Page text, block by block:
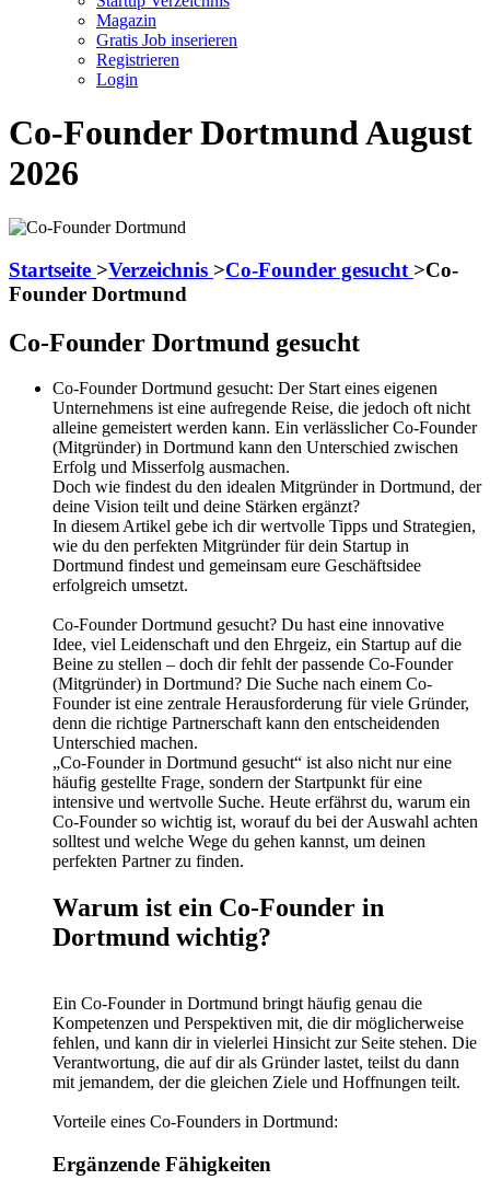
Magazin
Gratis Job inserieren
Registrieren
Login
Co-Founder Dortmund August
2026
Startseite >Verzeichnis >Co-Founder gesucht >Co-
Founder Dortmund
Co-Founder Dortmund gesucht
Co-Founder Dortmund gesucht: Der Start eines eigenen
Unternehmens ist eine aufregende Reise, die jedoch oft nicht
alleine gemeistert werden kann. Ein verlässlicher Co-Founder
(Mitgründer) in Dortmund kann den Unterschied zwischen
Erfolg und Misserfolg ausmachen.
Doch wie findest du den idealen Mitgründer in Dortmund, der
deine Vision teilt und deine Stärken ergänzt?
In diesem Artikel gebe ich dir wertvolle Tipps und Strategien,
wie du den perfekten Mitgründer für dein Startup in
Dortmund findest und gemeinsam eure Geschäftsidee
erfolgreich umsetzt.
Co-Founder Dortmund gesucht? Du hast eine innovative
Idee, viel Leidenschaft und den Ehrgeiz, ein Startup auf die
Beine zu stellen – doch dir fehlt der passende Co-Founder
(Mitgründer) in Dortmund? Die Suche nach einem Co-
Founder ist eine zentrale Herausforderung für viele Gründer,
denn die richtige Partnerschaft kann den entscheidenden
Unterschied machen.
„Co-Founder in Dortmund gesucht“ ist also nicht nur eine
häufig gestellte Frage, sondern der Startpunkt für eine
intensive und wertvolle Suche. Heute erfährst du, warum ein
Co-Founder so wichtig ist, worauf du bei der Auswahl achten
solltest und welche Wege du gehen kannst, um deinen
perfekten Partner zu finden.
Warum ist ein Co-Founder in
Dortmund wichtig?
Ein Co-Founder in Dortmund bringt häufig genau die
Kompetenzen und Perspektiven mit, die dir möglicherweise
fehlen, und kann dir in vielerlei Hinsicht zur Seite stehen. Die
Verantwortung, die auf dir als Gründer lastet, teilst du dann
mit jemandem, der die gleichen Ziele und Hoffnungen teilt.
Vorteile eines Co-Founders in Dortmund:
Ergänzende Fähigkeiten